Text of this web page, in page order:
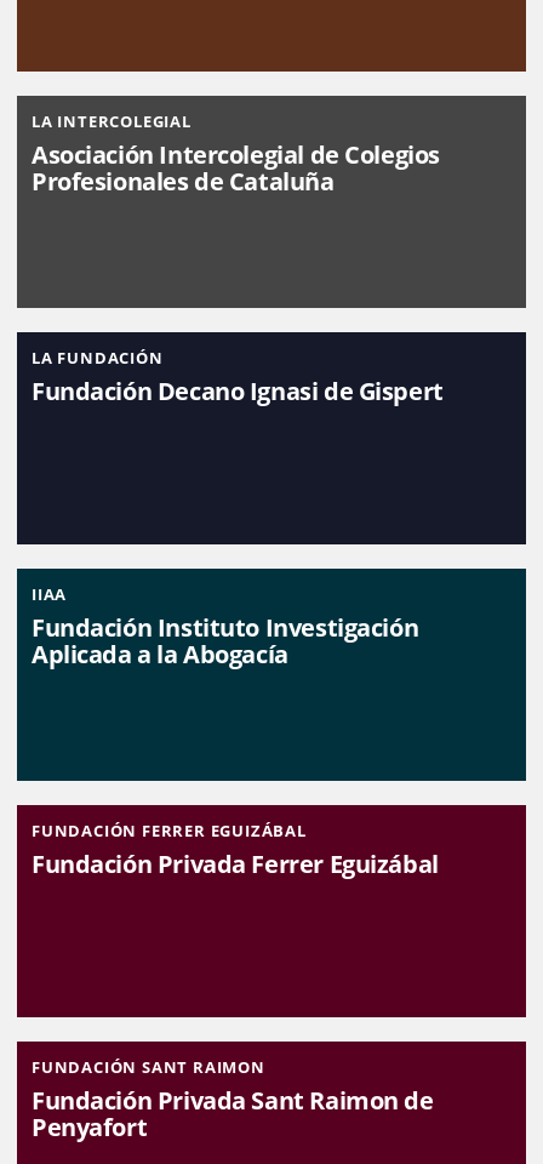
LA INTERCOLEGIAL
Asociación Intercolegial de Colegios
Profesionales de Cataluña
LA FUNDACIÓN
Fundación Decano Ignasi de Gispert
IIAA
Fundación Instituto Investigación
Aplicada a la Abogacía
FUNDACIÓN FERRER EGUIZÁBAL
Fundación Privada Ferrer Eguizábal
FUNDACIÓN SANT RAIMON
Fundación Privada Sant Raimon de
Penyafort